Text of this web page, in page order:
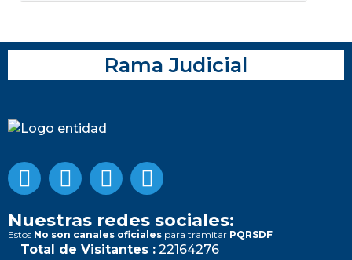
Rama Judicial
Nuestras redes sociales:
Estos No son canales oficiales para tramitar PQRSDF
Total de Visitantes : 22164276